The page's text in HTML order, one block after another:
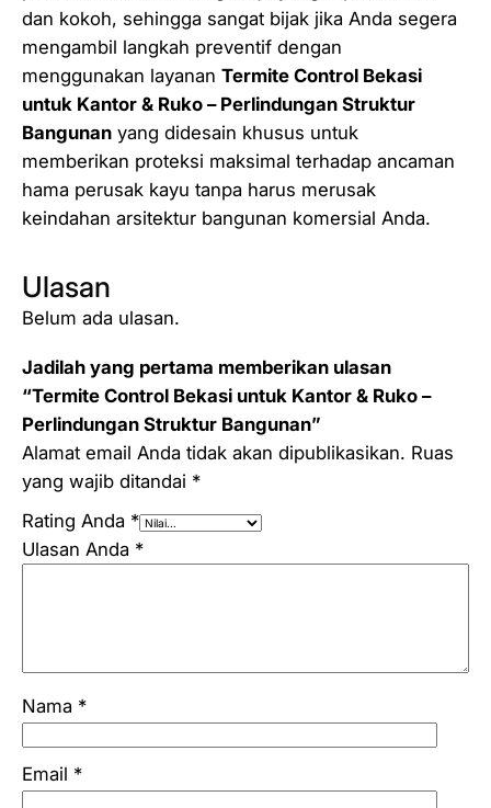
u
a
n
g
u
n
dan kokoh, sehingga sangat bijak jika Anda segera
mengambil langkah preventif dengan
menggunakan layanan Termite Control Bekasi
untuk Kantor & Ruko – Perlindungan Struktur
Bangunan yang didesain khusus untuk
memberikan proteksi maksimal terhadap ancaman
hama perusak kayu tanpa harus merusak
keindahan arsitektur bangunan komersial Anda.
Ulasan
Belum ada ulasan.
Jadilah yang pertama memberikan ulasan
“Termite Control Bekasi untuk Kantor & Ruko –
Perlindungan Struktur Bangunan”
Alamat email Anda tidak akan dipublikasikan. Ruas
yang wajib ditandai *
Rating Anda *
Ulasan Anda *
Nama *
Email *